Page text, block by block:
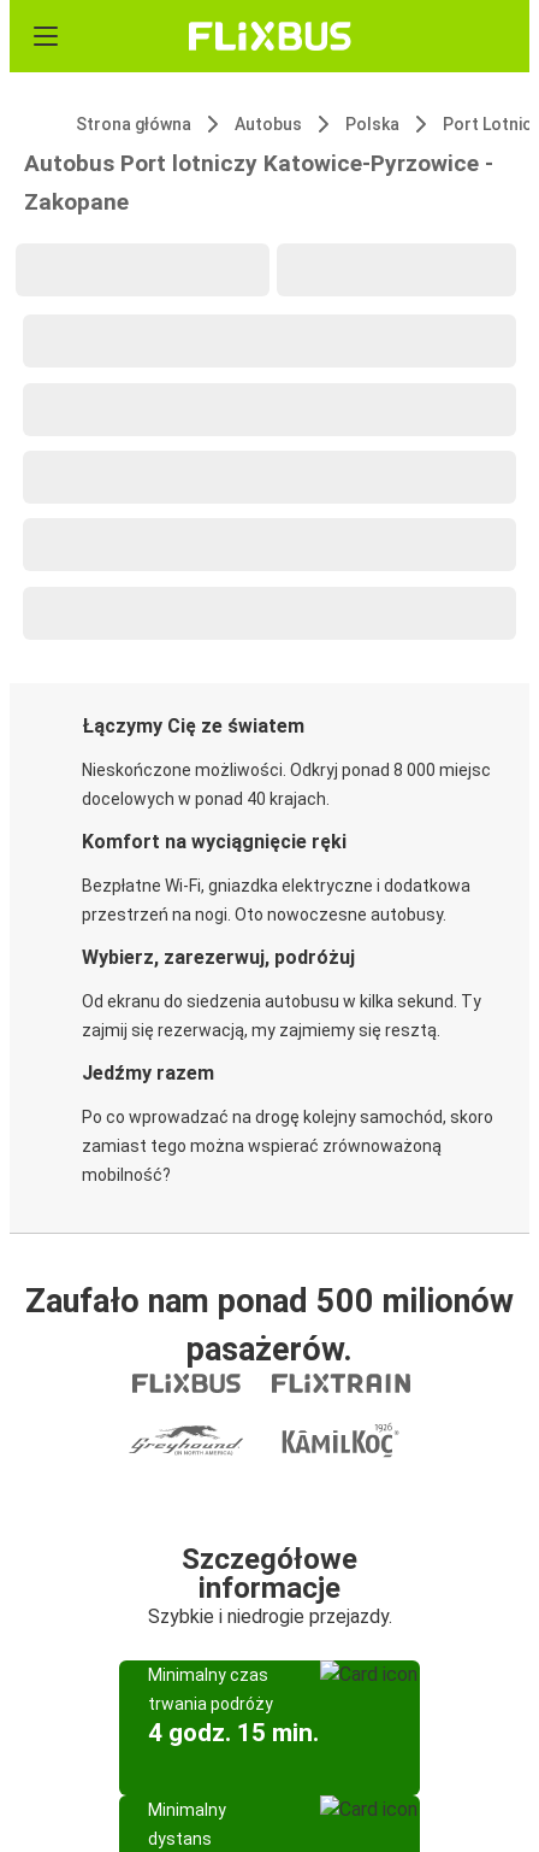
Strona główna Autobus Polska Port
Autobus Port lotniczy Katowice-Pyrzowice -
Zakopane
Łączymy Cię ze światem
Nieskończone możliwości. Odkryj ponad 8 000 miejsc
docelowych w ponad 40 krajach.
Komfort na wyciągnięcie ręki
Bezpłatne Wi-Fi, gniazdka elektryczne i dodatkowa
przestrzeń na nogi. Oto nowoczesne autobusy.
Wybierz, zarezerwuj, podróżuj
Od ekranu do siedzenia autobusu w kilka sekund. Ty
zajmij się rezerwacją, my zajmiemy się resztą.
Jedźmy razem
Po co wprowadzać na drogę kolejny samochód, skoro
zamiast tego można wspierać zrównoważoną
mobilność?
Zaufało nam ponad 500 milionów
pasażerów.
Szczegółowe
informacje
Szybkie i niedrogie przejazdy.
Minimalny czas
trwania podróży
4 godz. 15 min.
Minimalny
dystans